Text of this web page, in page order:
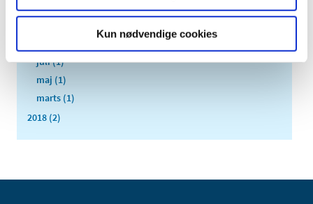
Kun nødvendige cookies
november (2)
juli (1)
maj (1)
marts (1)
2018 (2)